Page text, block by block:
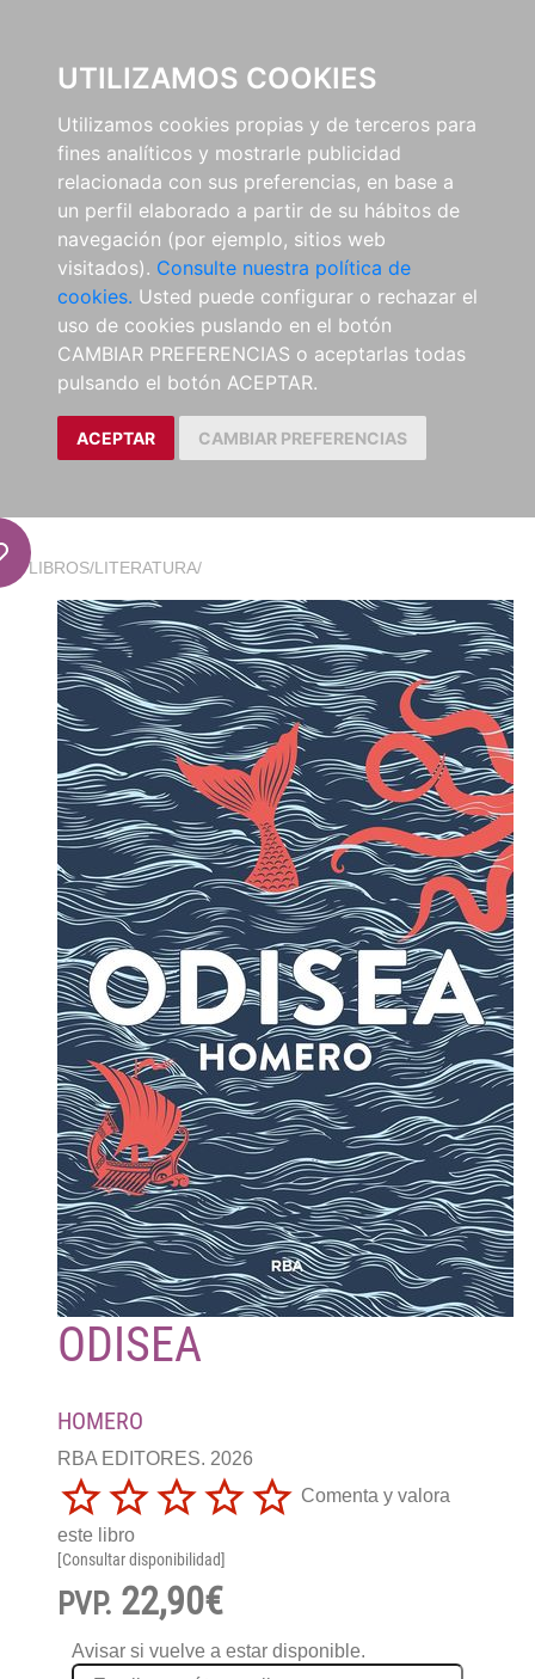
UTILIZAMOS COOKIES
Utilizamos cookies propias y de terceros para
fines analíticos y mostrarle publicidad
relacionada con sus preferencias, en base a
un perfil elaborado a partir de su hábitos de
navegación (por ejemplo, sitios web
visitados). Consulte nuestra política de
cookies. Usted puede configurar o rechazar el
uso de cookies puslando en el botón
CAMBIAR PREFERENCIAS o aceptarlas todas
pulsando el botón ACEPTAR.
ACEPTAR CAMBIAR PREFERENCIAS
LIBROS/LITERATURA/
ODISEA
HOMERO
RBA EDITORES. 2026
Comenta y valora
este libro
[Consultar disponibilidad]
PVP. 22,90€
Avisar si vuelve a estar disponible.